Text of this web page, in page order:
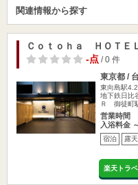
関連情報から探す
Ｃｏｔｏｈａ ＨＯＴＥ
-点/ 0 件
東京都 /
東向島駅
地下鉄日
Ｒ 御徒町
営業時間
入浴料金 ～
宿泊 露
楽天トラ